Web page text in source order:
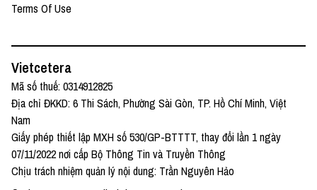
Terms Of Use
Vietcetera
Mã số thuế: 0314912825
Địa chỉ ĐKKD: 6 Thi Sách, Phường Sài Gòn, TP. Hồ Chí Minh, Việt
Nam
Giấy phép thiết lập MXH số 530/GP-BTTTT, thay đổi lần 1 ngày
07/11/2022 nơi cấp Bộ Thông Tin và Truyền Thông
Chịu trách nhiệm quản lý nội dung: Trần Nguyên Hảo